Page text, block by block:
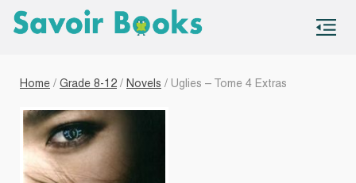
Home / Grade 8-12 / Novels / Uglies – Tome 4 Extras